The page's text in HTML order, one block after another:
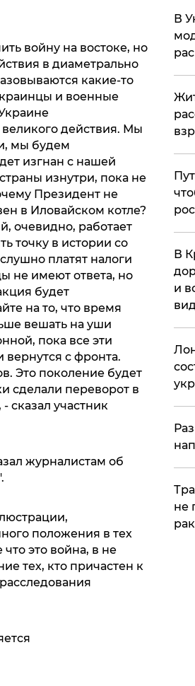
войну на востоке, но
в диаметрально
какие-то
и военные
действия. Мы
мы будем
изгнан с нашей
изнутри, пока не
Президент не
в Иловайском котле?
очевидно, работает
точку в истории со
платят налоги
не имеют ответа, но
будет
на то, что время
вешать на уши
пока все эти
с фронта.
Это поколение будет
сделали переворот в
сказал участник
журналистам об
положения в тех
это война, в не
тех, кто причастен к
В
В
и
не